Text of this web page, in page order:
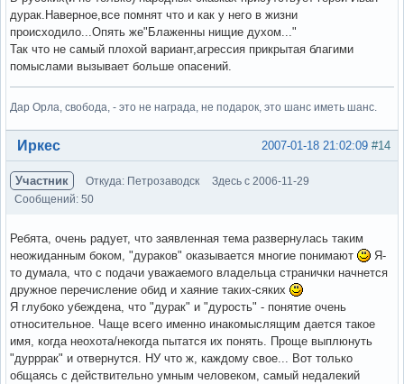
дурак.Наверное,все помнят что и как у него в жизни
происходило...Опять же"Блаженны нищие духом..."
Так что не самый плохой вариант,агрессия прикрытая благими
помыслами вызывает больше опасений.
Дар Орла, свобода, - это не награда, не подарок, это шанс иметь шанс.
Вне форума #14
2007-01-18 21:02:09
Иркес
Участник Откуда: Петрозаводск
Здесь с 2006-11-29
Сообщений: 50
Ребята, очень радует, что заявленная тема развернулась таким
неожиданным боком, "дураков" оказывается многие понимают
Я-
то думала, что с подачи уважаемого владельца странички начнется
дружное перечисление обид и хаяние таких-сяких
Я глубоко убеждена, что "дурак" и "дурость" - понятие очень
относительное. Чаще всего именно инакомыслящим дается такое
имя, когда неохота/некогда пытатся их понять. Проще выплюнуть
"дурррак" и отвернутся. НУ что ж, каждому свое... Вот только
общаясь с действительно умным человеком, самый недалекий